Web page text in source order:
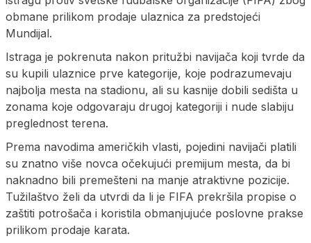
obmane prilikom prodaje ulaznica za predstojeći
Mundijal.
Istraga je pokrenuta nakon pritužbi navijača koji tvrde da
su kupili ulaznice prve kategorije, koje podrazumevaju
najbolja mesta na stadionu, ali su kasnije dobili sedišta u
zonama koje odgovaraju drugoj kategoriji i nude slabiju
preglednost terena.
Prema navodima američkih vlasti, pojedini navijači platili
su znatno više novca očekujući premijum mesta, da bi
naknadno bili premešteni na manje atraktivne pozicije.
Tužilaštvo želi da utvrdi da li je FIFA prekršila propise o
zaštiti potrošača i koristila obmanjujuće poslovne prakse
prilikom prodaje karata.